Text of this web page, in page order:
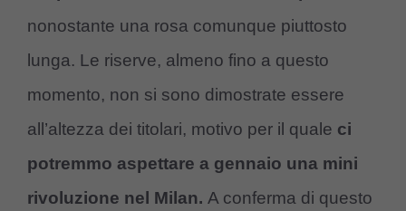
nonostante una rosa comunque piuttosto
lunga. Le riserve, almeno fino a questo
momento, non si sono dimostrate essere
all’altezza dei titolari, motivo per il quale ci
potremmo aspettare a gennaio una mini
rivoluzione nel Milan. A conferma di questo